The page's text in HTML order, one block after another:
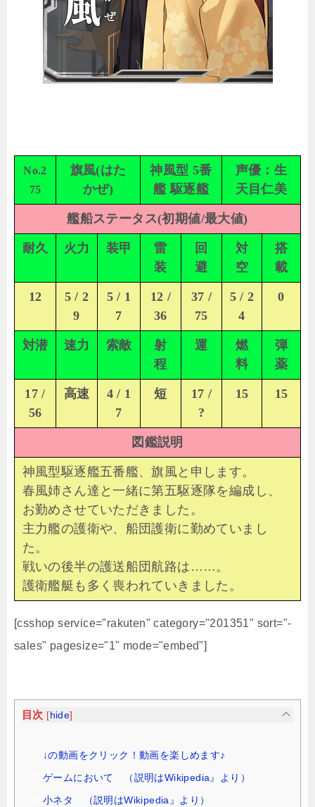
No.2
75
旗風(はた
かぜ)
神風型 5番
艦 駆逐艦
声優：生
天目仁美
艦船ステータス(初期値/最大値)
耐久 火力 装甲
雷
装
回
避
対
空
搭
載
12
5 / 2
9
5 / 1
7
12 /
36
37 /
75
5 / 2
4
0
対潜 速力 索敵
射
程
運
燃
料
弾
薬
17 /
56
高速
4 / 1
7
短
17 /
?
15 15
図鑑説明
神風型駆逐艦五番艦、旗風と申します。
春風姉さん達と一緒に第五駆逐隊を編成し、
お勤めさせていただきました。
主力艦の護衛や、船団護衛に勤めていまし
た。
戦いの後半の護送船団航路は……。
護衛艦艇も多く喪われていきました。
[csshop service="rakuten" category="201351" sort="-
sales" pagesize="1" mode="embed"]
目次 [ hide]
↓の動画をクリック！動画を楽しめます♪
ゲームにおいて （説明はWikipedia』より）
小ネタ （説明はWikipedia』より）